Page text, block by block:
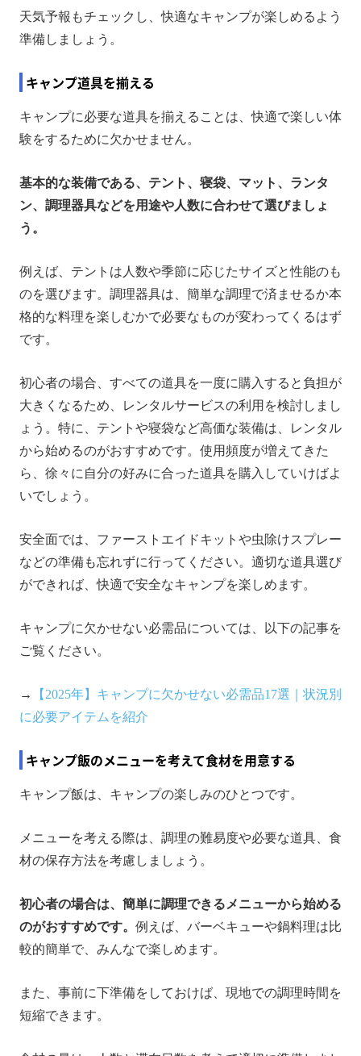
天気予報もチェックし、快適なキャンプが楽しめるよう
準備しましょう。
キャンプ道具を揃える
キャンプに必要な道具を揃えることは、快適で楽しい体
験をするために欠かせません。
基本的な装備である、テント、寝袋、マット、ランタ
ン、調理器具などを用途や人数に合わせて選びましょ
う。
例えば、テントは人数や季節に応じたサイズと性能のも
のを選びます。調理器具は、簡単な調理で済ませるか本
格的な料理を楽しむかで必要なものが変わってくるはず
です。
初心者の場合、すべての道具を一度に購入すると負担が
大きくなるため、レンタルサービスの利用を検討しまし
ょう。特に、テントや寝袋など高価な装備は、レンタル
から始めるのがおすすめです。使用頻度が増えてきた
ら、徐々に自分の好みに合った道具を購入していけばよ
いでしょう。
安全面では、ファーストエイドキットや虫除けスプレー
などの準備も忘れずに行ってください。適切な道具選び
ができれば、快適で安全なキャンプを楽しめます。
キャンプに欠かせない必需品については、以下の記事を
ご覧ください。
→
【2025年】キャンプに欠かせない必需品17選｜状況別
に必要アイテムを紹介
キャンプ飯のメニューを考えて食材を用意する
キャンプ飯は、キャンプの楽しみのひとつです。
メニューを考える際は、調理の難易度や必要な道具、食
材の保存方法を考慮しましょう。
初心者の場合は、簡単に調理できるメニューから始める
のがおすすめです。 例えば、バーベキューや鍋料理は比
較的簡単で、みんなで楽しめます。
また、事前に下準備をしておけば、現地での調理時間を
短縮できます。